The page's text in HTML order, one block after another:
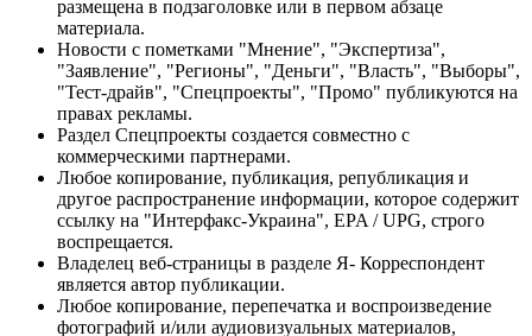
размещена в подзаголовке или в первом абзаце
материала.
Новости с пометками "Мнение", "Экспертиза",
"Заявление", "Регионы", "Деньги", "Власть", "Выборы",
"Тест-драйв", "Спецпроекты", "Промо" публикуются на
правах рекламы.
Раздел Спецпроекты создается совместно с
коммерческими партнерами.
Любое копирование, публикация, републикация и
другое распространение информации, которое содержит
ссылку на "Интерфакс-Украина", EPA / UPG, строго
воспрещается.
Владелец веб-страницы в разделе Я- Корреспондент
является автор публикации.
Любое копирование, перепечатка и воспроизведение
фотографий и/или аудиовизуальных материалов,